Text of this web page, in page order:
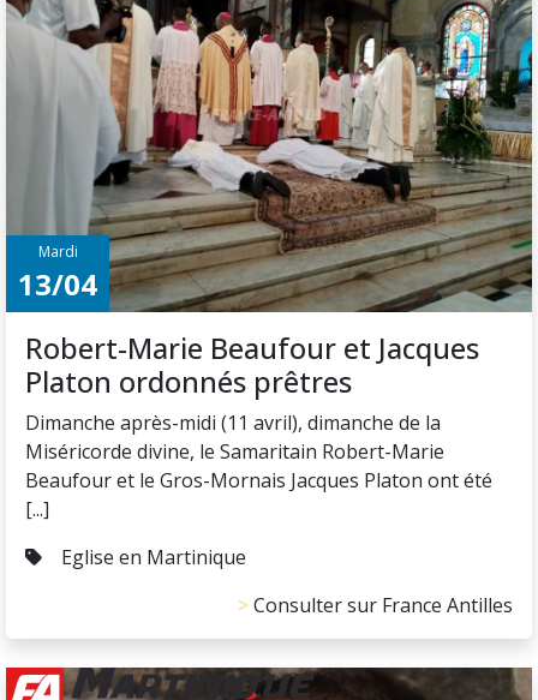
Mardi
13/04
Robert-Marie Beaufour et Jacques
Platon ordonnés prêtres
Dimanche après-midi (11 avril), dimanche de la
Miséricorde divine, le Samaritain Robert-Marie
Beaufour et le Gros-Mornais Jacques Platon ont été
[...]
Eglise en Martinique
Consulter sur France Antilles